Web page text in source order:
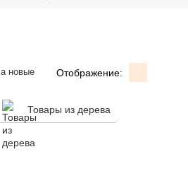
новые Отображение:
Товары из дерева